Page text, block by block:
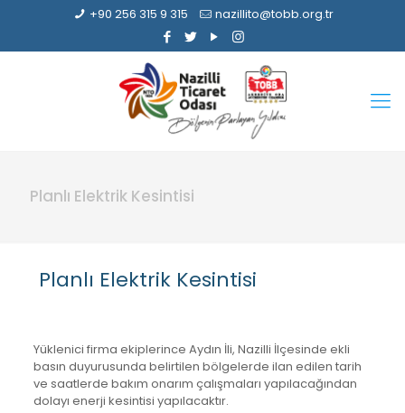
+90 256 315 9 315 nazillito@tobb.org.tr
Planlı Elektrik Kesintisi
Planlı Elektrik Kesintisi
Yüklenici firma ekiplerince Aydın İli, Nazilli İlçesinde ekli
basın duyurusunda belirtilen bölgelerde ilan edilen tarih
ve saatlerde bakım onarım çalışmaları yapılacağından
dolayı enerji kesintisi yapılacaktır.